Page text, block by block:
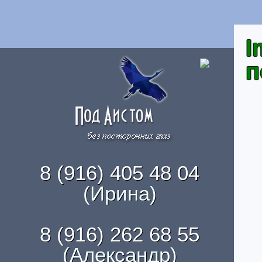
8 (916) 405 48 04
(Ирина)
8 (916) 262 68 55
(Александр)